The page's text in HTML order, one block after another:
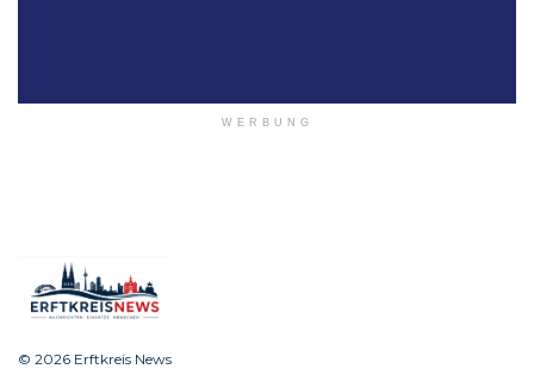
WERBUNG
© 2026 Erftkreis News